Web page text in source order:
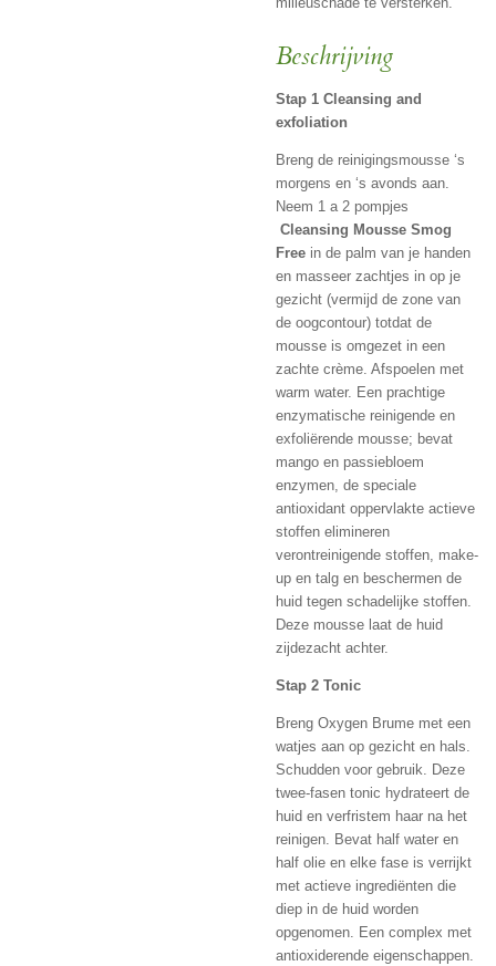
Beschrijving
Stap 1 Cleansing and
exfoliation
Breng de reinigingsmousse ‘s
morgens en ‘s avonds aan.
Neem 1 ​​a 2 pompjes
Cleansing Mousse Smog
Free in de palm van je handen
en masseer zachtjes in op je
gezicht (vermijd de zone van
de oogcontour) totdat de
mousse is omgezet in een
zachte crème. Afspoelen met
warm water. Een prachtige
enzymatische reinigende en
exfoliërende mousse; bevat
mango en passiebloem
enzymen, de speciale
antioxidant oppervlakte actieve
stoffen elimineren
verontreinigende stoffen, make-
up en talg en beschermen de
huid tegen schadelijke stoffen.
Deze mousse laat de huid
zijdezacht achter.
Stap 2 Tonic
Breng Oxygen Brume met een
watjes aan op gezicht en hals.
Schudden voor gebruik. Deze
twee-fasen tonic hydrateert de
huid en verfristem haar na het
reinigen. Bevat half water en
half olie en elke fase is verrijkt
met actieve ingrediënten die
diep in de huid worden
opgenomen. Een complex met
antioxiderende eigenschappen.